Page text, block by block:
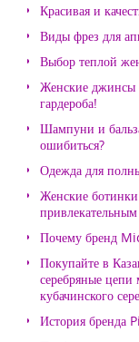
Красивая и
Виды фрез для
Выбор теплой
Женские джинсы
гардероба!
Шампуни и
ошибиться?
Одежда для
Женские
Почему бренд
Покупайте в
серебряные цепи
кубачинского
История бренда